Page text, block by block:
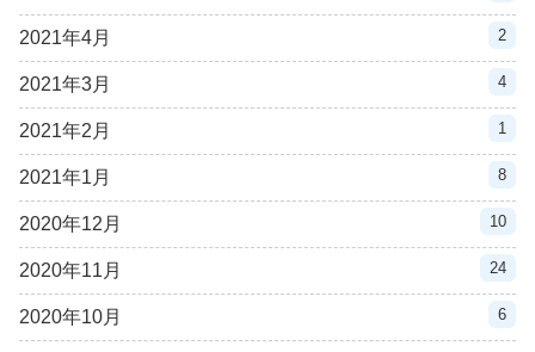
2021年4月 2
2021年3月 4
2021年2月 1
2021年1月 8
2020年12月 10
2020年11月 24
2020年10月 6